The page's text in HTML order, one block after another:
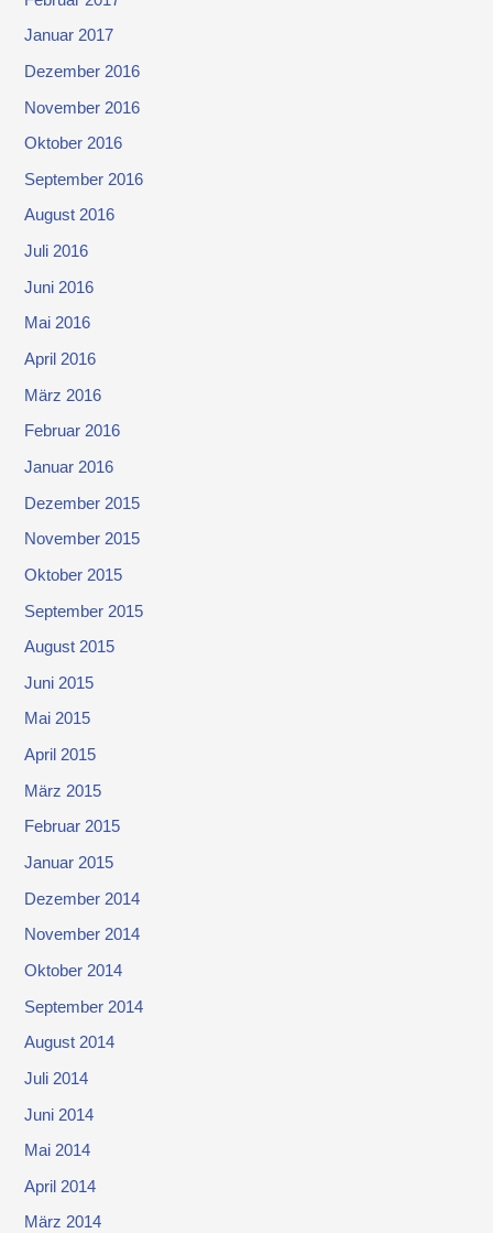
Januar 2017
Dezember 2016
November 2016
Oktober 2016
September 2016
August 2016
Juli 2016
Juni 2016
Mai 2016
April 2016
März 2016
Februar 2016
Januar 2016
Dezember 2015
November 2015
Oktober 2015
September 2015
August 2015
Juni 2015
Mai 2015
April 2015
März 2015
Februar 2015
Januar 2015
Dezember 2014
November 2014
Oktober 2014
September 2014
August 2014
Juli 2014
Juni 2014
Mai 2014
April 2014
März 2014